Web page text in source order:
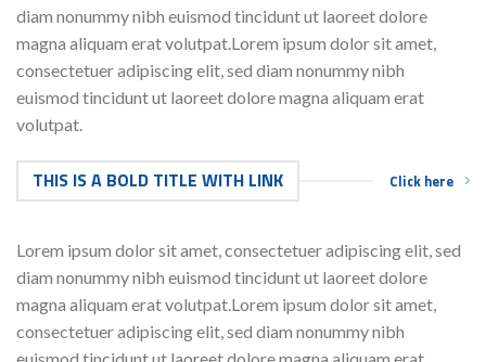
diam nonummy nibh euismod tincidunt ut laoreet dolore
magna aliquam erat volutpat.Lorem ipsum dolor sit amet,
consectetuer adipiscing elit, sed diam nonummy nibh
euismod tincidunt ut laoreet dolore magna aliquam erat
volutpat.
THIS IS A BOLD TITLE WITH LINK Click here
Lorem ipsum dolor sit amet, consectetuer adipiscing elit, sed
diam nonummy nibh euismod tincidunt ut laoreet dolore
magna aliquam erat volutpat.Lorem ipsum dolor sit amet,
consectetuer adipiscing elit, sed diam nonummy nibh